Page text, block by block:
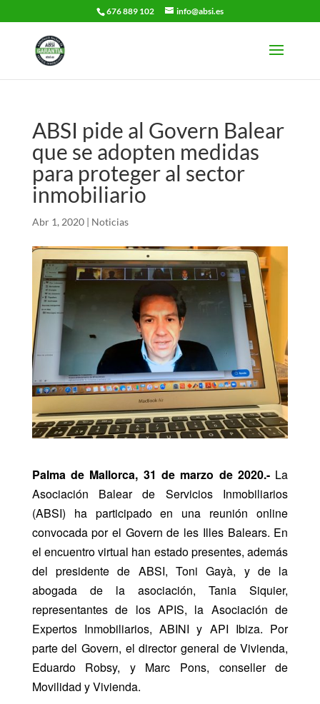
676 889 102 info@absi.es
ABSI pide al Govern Balear
que se adopten medidas
para proteger al sector
inmobiliario
Abr 1, 2020| Noticias
Palma de Mallorca, 31 de marzo de 2020.- La
Asociación Balear de Servicios Inmobiliarios
(ABSI) ha participado en una reunión online
convocada por el Govern de les Illes Balears. En
el encuentro virtual han estado presentes, además
del presidente de ABSI, Toni Gayà, y de la
abogada de la asociación, Tania Siquier,
representantes de los APIS, la Asociación de
Expertos Inmobiliarios, ABINI y API Ibiza. Por
parte del Govern, el director general de Vivienda,
Eduardo Robsy, y Marc Pons, conseller de
Movilidad y Vivienda.